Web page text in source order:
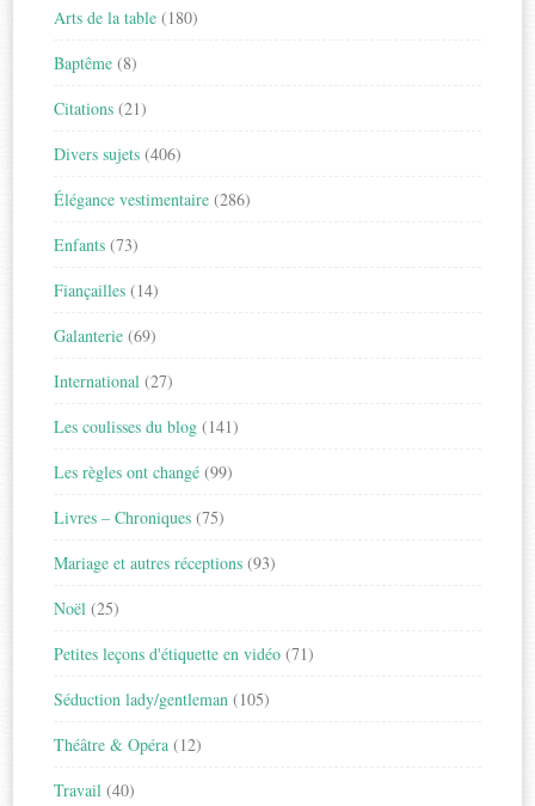
Arts de la table (180)
Baptême (8)
Citations (21)
Divers sujets (406)
Élégance vestimentaire (286)
Enfants (73)
Fiançailles (14)
Galanterie (69)
International (27)
Les coulisses du blog (141)
Les règles ont changé (99)
Livres – Chroniques (75)
Mariage et autres réceptions (93)
Noël (25)
Petites leçons d'étiquette en vidéo (71)
Séduction lady/gentleman (105)
Théâtre & Opéra (12)
Travail (40)